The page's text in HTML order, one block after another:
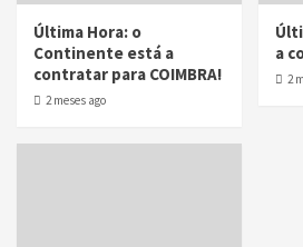
Última Hora: o
Continente está a
contratar para COIMBRA!
2 meses ago
a
2